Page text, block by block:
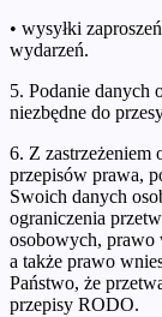
• wysyłki
wydarzeń.
5. Podanie danych
niezbędne do
6. Z
przepisów prawa,
Swoich danych
ograniczenia
osobowych, prawo
a także prawo
Państwo, że
przepisy RODO.